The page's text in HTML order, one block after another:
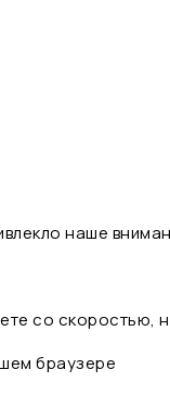
наше
со
браузере